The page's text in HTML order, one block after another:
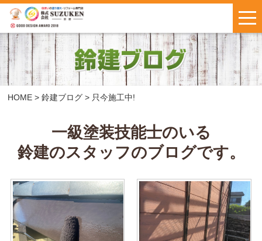
鈴建ブログ
新着情報
W保証について
会社概要
はじめての方へ
施工事例
お客様の声
お問い合わせ ・お見積もり
HOME > 鈴建ブログ > 只今施工中!
一級塗装技能士のいる
鈴建のスタッフのブログです。